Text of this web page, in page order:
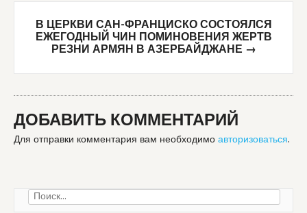
В ЦЕРКВИ САН-ФРАНЦИСКО СОСТОЯЛСЯ
ЕЖЕГОДНЫЙ ЧИН ПОМИНОВЕНИЯ ЖЕРТВ
РЕЗНИ АРМЯН В АЗЕРБАЙДЖАНЕ →
ДОБАВИТЬ КОММЕНТАРИЙ
Для отправки комментария вам необходимо авторизоваться.
Найти: